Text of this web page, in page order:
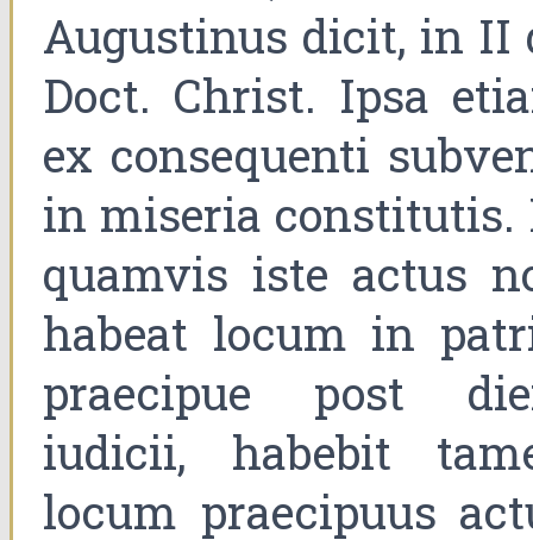
Augustinus dicit, in II
Doct. Christ. Ipsa
ex consequenti
in miseria constitutis.
quamvis iste actus
habeat locum in
praecipue post
iudicii, habebit
locum praecipuus